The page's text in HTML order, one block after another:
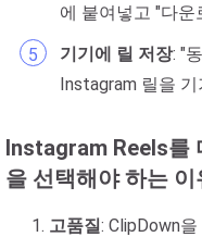
에 붙여넣고 "다운
기기에 릴 저장: "
Instagram 릴을
Instagram Reels를
을 선택해야 하는
고품질: ClipDown